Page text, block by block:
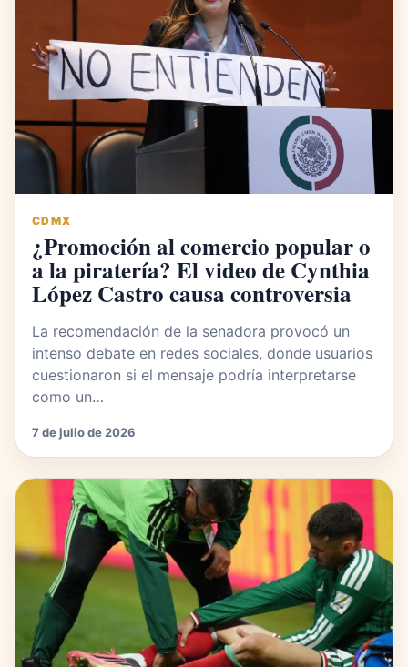
CDMX
¿Promoción al comercio popular o
a la piratería? El video de Cynthia
López Castro causa controversia
La recomendación de la senadora provocó un
intenso debate en redes sociales, donde usuarios
cuestionaron si el mensaje podría interpretarse
como un…
7 de julio de 2026